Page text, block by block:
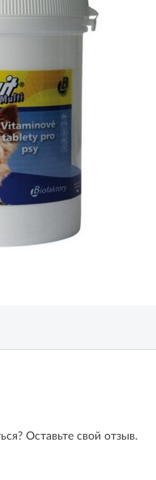
Оставьте свой отзыв.